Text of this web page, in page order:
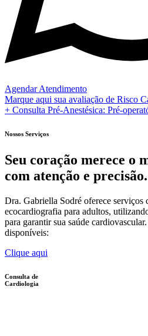
Agendar Atendimento
Marque aqui sua avaliação de Risco
+ Consulta Pré-Anestésica: Pré-
Nossos Serviços
Seu coração merece o
com atenção e precisão.
Dra. Gabriella Sodré oferece serviços
ecocardiografia para adultos,
para garantir sua saúde
disponíveis:
Clique aqui
Consulta de
Cardiologia